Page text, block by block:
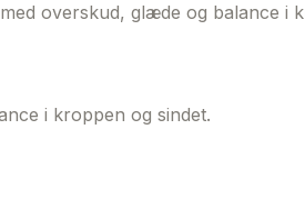
overskud, glæde og balance i
i kroppen og sindet.